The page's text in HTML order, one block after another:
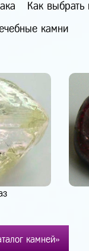
Как выбрать
камни
камней»